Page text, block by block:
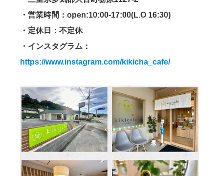
・営業時間：open:10:00-17:00(L.O 16:30)
・定休日：不定休
・インスタグラム：
https://www.instagram.com/kikicha_cafe/